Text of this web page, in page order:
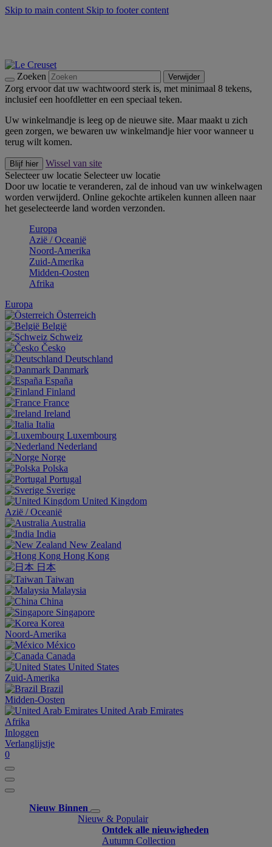
Skip to main content Skip to footer content
Zoeken Verwijder
Zorg ervoor dat uw wachtwoord sterk is, met minimaal 8 tekens,
inclusief een hoofdletter en een speciaal teken.
Uw winkelmandje is leeg op de nieuwe site. Maar maakt u zich
geen zorgen, we bewaren uw winkelmandje hier voor wanneer u
terug wilt komen.
Blijf hier
Wissel van site
Selecteer uw locatie Selecteer uw locatie
Door uw locatie te veranderen, zal de inhoud van uw winkelwagen
worden verwijderd. Online gekochte artikelen kunnen alleen naar
het geselecteerde land worden verzonden.
Europa
Aziё / Oceaniё
Noord-Amerika
Zuid-Amerika
Midden-Oosten
Afrika
Europa
Österreich
België
Schweiz
Česko
Deutschland
Danmark
España
Finland
France
Ireland
Italia
Luxembourg
Nederland
Norge
Polska
Portugal
Sverige
United Kingdom
Aziё / Oceaniё
Australia
India
New Zealand
Hong Kong
日本
Taiwan
Malaysia
China
Singapore
Korea
Noord-Amerika
México
Canada
United States
Zuid-Amerika
Brazil
Midden-Oosten
United Arab Emirates
Afrika
Inloggen
Verlanglijstje
0
Nieuw Binnen
Nieuw & Populair
Ontdek alle nieuwigheden
Autumn Collection